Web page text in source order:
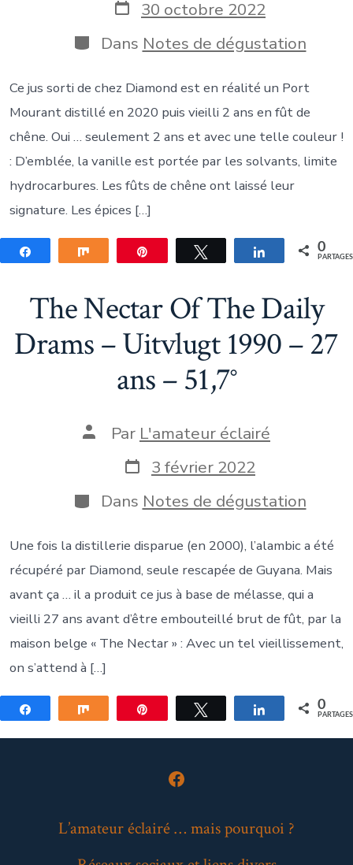
publication
Date
de
publication
30 octobre 2022
Catégories
Dans Notes de dégustation
Ce jus sorti de chez Diamond est en réalité un Port
Mourant distillé en 2020 puis vieilli 2 ans en fût de
chêne. Oui … seulement 2 ans et avec une telle couleur !
: D’emblée, la vanille est portée par les solvants, limite
hydrocarbures. Les fûts de chêne ont laissé leur
signature. Les épices […]
Partagez Partagez Tweetez Partagez 0
PARTAGES
The Nectar Of The Daily
Drams – Uitvlugt 1990 – 27
ans – 51,7°
Auteur
publication
Par L'amateur éclairé
Date
de
publication
3 février 2022
Catégories
Dans Notes de dégustation
Une fois la distillerie disparue (en 2000), l’alambic a été
récupéré par Diamond, seule rescapée de Guyana. Mais
avant ça … il a produit ce jus à base de mélasse, qui a
vieilli 27 ans avant d’être embouteillé brut de fût, par la
maison belge « The Nectar » : Avec un tel vieillissement,
on s’attend à […]
Partagez Partagez Tweetez Partagez 0
PARTAGES
Open
in
L’amateur éclairé … mais pourquoi ?